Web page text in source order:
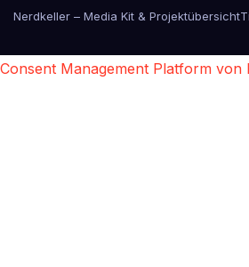
Nerdkeller – Media Kit & Projektübersicht
Consent Management Platform von